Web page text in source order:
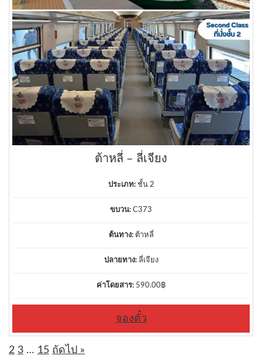
ต้าหลี่ – ลี่เจียง
ประเภท: ชั้น 2
ขบวน: C373
ต้นทาง: ต้าหลี่
ปลายทาง: ลี่เจียง
ค่าโดยสาร: 590.00฿
จองตั๋ว
2 3 … 15 ถัดไป »